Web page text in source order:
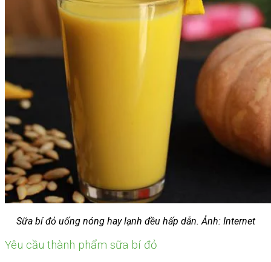
Sữa bí đỏ uống nóng hay lạnh đều hấp dẫn. Ảnh: Internet
Yêu cầu thành phẩm sữa bí đỏ